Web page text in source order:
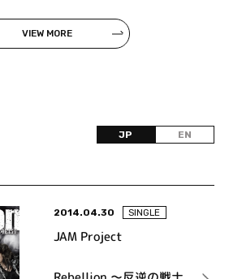
VIEW MORE
JP EN
2014.04.30 SINGLE
JAM Project